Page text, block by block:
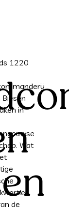
1220
in
Wat
de